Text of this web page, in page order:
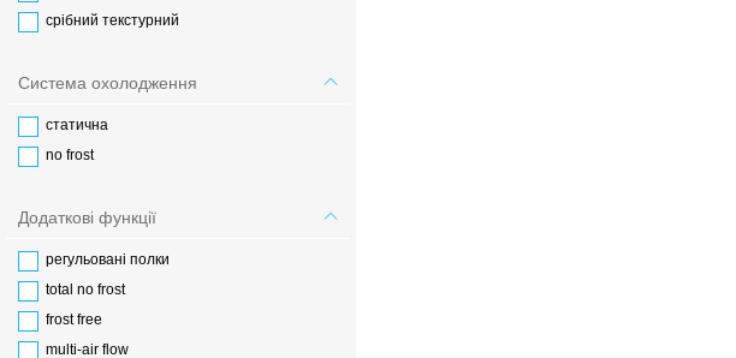
срібний текстурний
Система охолодження
статична
no frost
Додаткові функції
регульовані полки
total no frost
frost free
multi-air flow